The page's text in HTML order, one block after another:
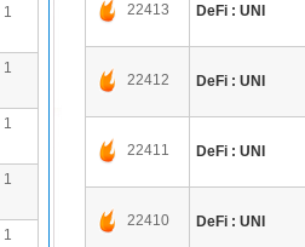
1
1
1
1
1
22413 DeFi : UNI
22412 DeFi : UNI
22411 DeFi : UNI
22410 DeFi : UNI